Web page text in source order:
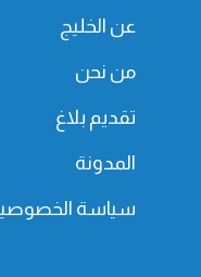
عن الخليج
من نحن
تقديم بلاغ
المدونة
سياسة